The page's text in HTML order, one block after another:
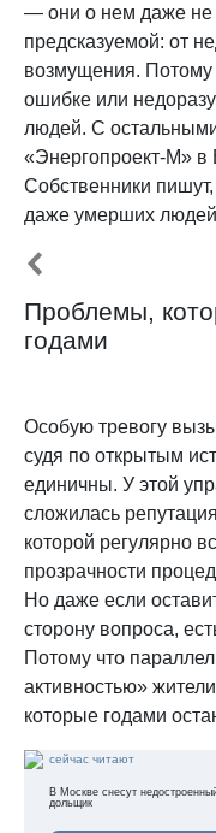
— они о нем даже
предсказуемой: от
возмущения. Потому
ошибке или
людей. С
«Энергопроект-М» в
Собственники
даже умерших
Проблемы,
годами
Особую тревогу
судя по открытым
единичны. У этой
сложилась
которой регулярно
прозрачности
Но даже если
сторону вопроса,
Потому что
активностью»
которые годами
сейчас читают
В Москве снесут
дольщик